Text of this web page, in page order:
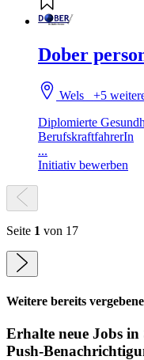
Dober
Wels+5
Diplomierte
BerufskraftfahrerIn
...
Initiativ bewerben
Seite 1 von 17
Weitere bereits
Erhalte neue Jobs in
Push-